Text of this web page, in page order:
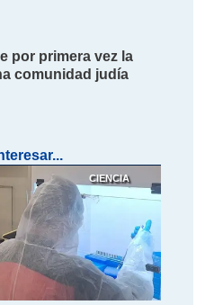
por primera vez la
comunidad judía
CIENCIA